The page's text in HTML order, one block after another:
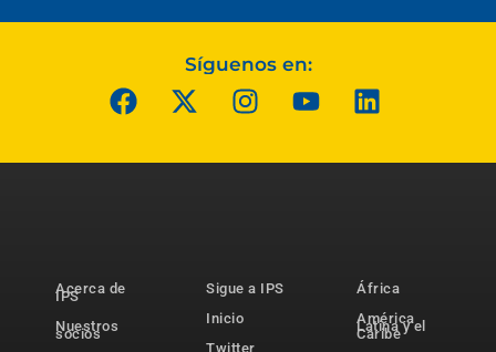
Síguenos en:
Acerca de
IPS
Nuestros
socios
Sigue a IPS
Inicio
Twitter
África
América
Latina y el
Caribe